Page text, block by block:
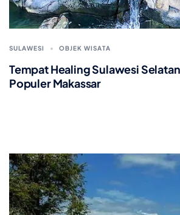
SULAWESI OBJEK WISATA
Tempat Healing Sulawesi
Populer Makassar